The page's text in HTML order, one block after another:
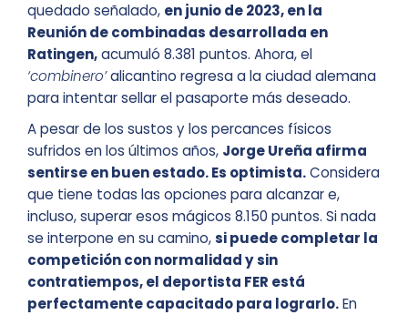
quedado señalado, en junio de 2023, en la
Reunión de combinadas desarrollada en
Ratingen,acumuló 8.381 puntos. Ahora, el
‘combinero’alicantino regresa a la ciudad alemana
para intentar sellar el pasaporte más deseado.
A pesar de los sustos y los percances físicos
sufridos en los últimos años, Jorge Ureña afirma
sentirse en buen estado. Es optimista.Considera
que tiene todas las opciones para alcanzar e,
incluso, superar esos mágicos 8.150 puntos. Si nada
se interpone en su camino,si puede completar la
competición con normalidad y sin
contratiempos, el deportista FER está
perfectamente capacitado para lograrlo.En